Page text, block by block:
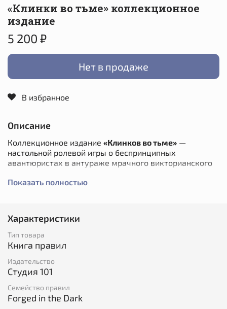
«Клинки во тьме» коллекционное
издание
5 200 ₽
Нет в продаже
В избранное
Описание
Коллекционное издание «Клинков во тьме» —
настольной ролевой игры о беспринципных
авантюристах в антураже мрачного викторианского
хлопковых волокон — материал, специально
разработанный для хранения ценных документов. Так
что можете не сомневаться: книга прослужит долго.
Таких совсем
Показать полностью
Характеристики
Тип товара
Книга правил
Издательство
Студия 101
Семейство правил
Forged in the Dark